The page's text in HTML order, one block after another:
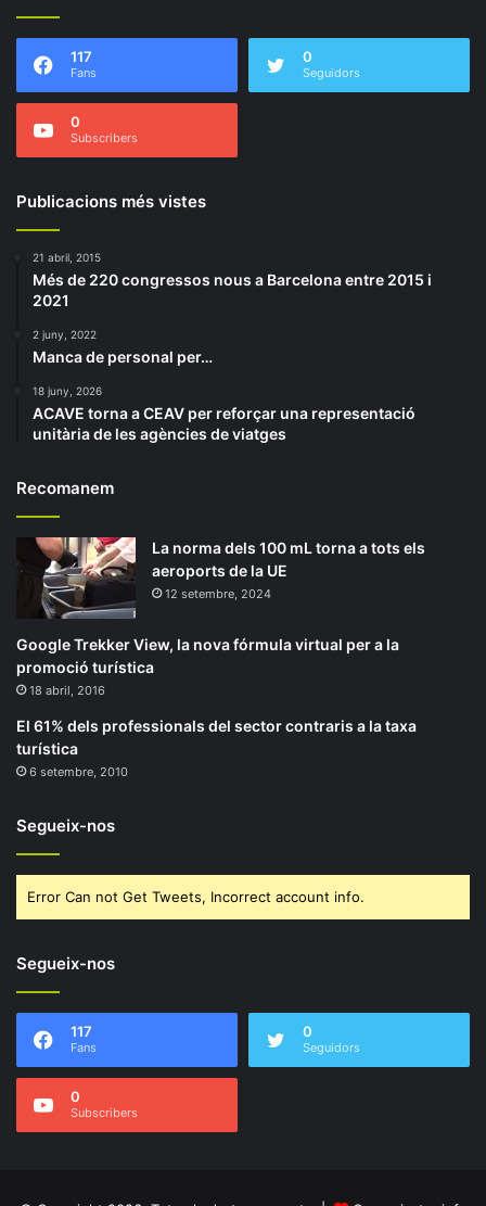
117
Fans
0
Seguidors
0
Subscribers
Publicacions més vistes
21 abril, 2015
Més de 220 congressos nous a Barcelona entre 2015 i
2021
2 juny, 2022
Manca de personal per…
18 juny, 2026
ACAVE torna a CEAV per reforçar una representació
unitària de les agències de viatges
Recomanem
La norma dels 100 mL torna a tots els
aeroports de la UE
12 setembre, 2024
Google Trekker View, la nova fórmula virtual per a la
promoció turística
18 abril, 2016
El 61% dels professionals del sector contraris a la taxa
turística
6 setembre, 2010
Segueix-nos
Error Can not Get Tweets, Incorrect account info.
Segueix-nos
117
Fans
0
Seguidors
0
Subscribers